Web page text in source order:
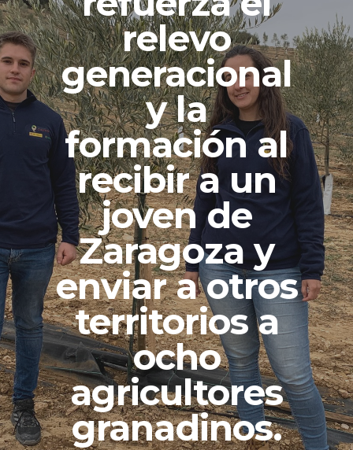
relevo
generacional
y la
formación al
recibir a un
joven de
Zaragoza y
enviar a otros
territorios a
ocho
agricultores
granadinos.